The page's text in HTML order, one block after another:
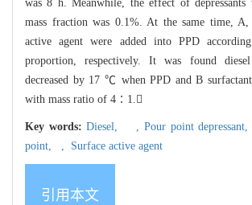
was 8 h. Meanwhile, the effect of depressants
mass fraction was 0.1%. At the same time,
active agent were added into PPD
proportion, respectively. It was found
decreased by 17 ℃ when PPD and B
with mass ratio of 4∶1.
Key words:Diesel, ,Pour point depressant,
point,
, Surface active agent
引用本文